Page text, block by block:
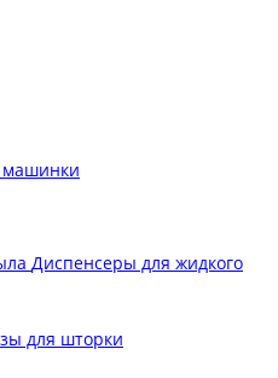
машинки
Диспенсеры для жидкого
для шторки